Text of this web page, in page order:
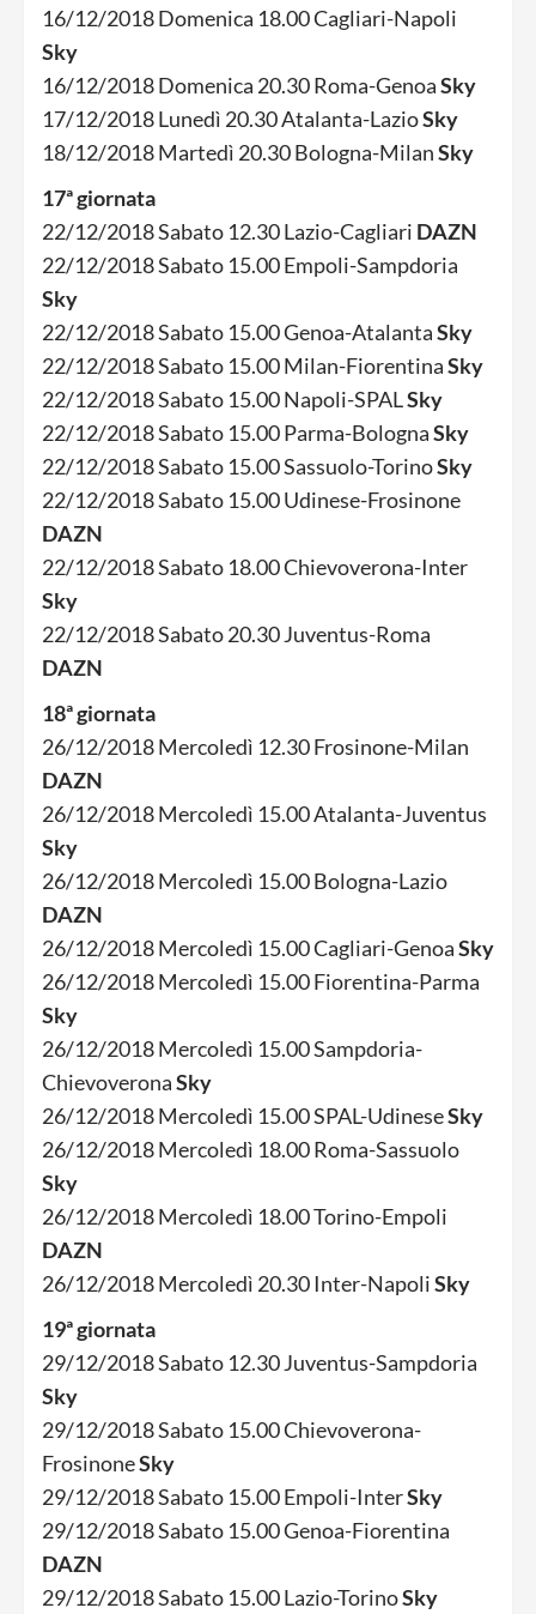
16/12/2018 Domenica 18.00 Cagliari-Napoli
Sky
16/12/2018 Domenica 20.30 Roma-GenoaSky
17/12/2018 Lunedì 20.30 Atalanta-LazioSky
18/12/2018 Martedì 20.30 Bologna-MilanSky
17ª giornata
22/12/2018 Sabato 12.30 Lazio-Cagliari DAZN
22/12/2018 Sabato 15.00 Empoli-Sampdoria
Sky
22/12/2018 Sabato 15.00 Genoa-AtalantaSky
22/12/2018 Sabato 15.00 Milan-FiorentinaSky
22/12/2018 Sabato 15.00 Napoli-SPALSky
22/12/2018 Sabato 15.00 Parma-BolognaSky
22/12/2018 Sabato 15.00 Sassuolo-TorinoSky
22/12/2018 Sabato 15.00 Udinese-Frosinone
DAZN
22/12/2018 Sabato 18.00 Chievoverona-Inter
Sky
22/12/2018 Sabato 20.30 Juventus-Roma
DAZN
18ª giornata
26/12/2018 Mercoledì 12.30 Frosinone-Milan
DAZN
26/12/2018 Mercoledì 15.00 Atalanta-Juventus
Sky
26/12/2018 Mercoledì 15.00 Bologna-Lazio
DAZN
26/12/2018 Mercoledì 15.00 Cagliari-GenoaSky
26/12/2018 Mercoledì 15.00 Fiorentina-Parma
Sky
26/12/2018 Mercoledì 15.00 Sampdoria-
ChievoveronaSky
26/12/2018 Mercoledì 15.00 SPAL-UdineseSky
26/12/2018 Mercoledì 18.00 Roma-Sassuolo
Sky
26/12/2018 Mercoledì 18.00 Torino-Empoli
DAZN
26/12/2018 Mercoledì 20.30 Inter-NapoliSky
19ª giornata
29/12/2018 Sabato 12.30 Juventus-Sampdoria
Sky
29/12/2018 Sabato 15.00 Chievoverona-
FrosinoneSky
29/12/2018 Sabato 15.00 Empoli-InterSky
29/12/2018 Sabato 15.00 Genoa-Fiorentina
DAZN
29/12/2018 Sabato 15.00 Lazio-TorinoSky